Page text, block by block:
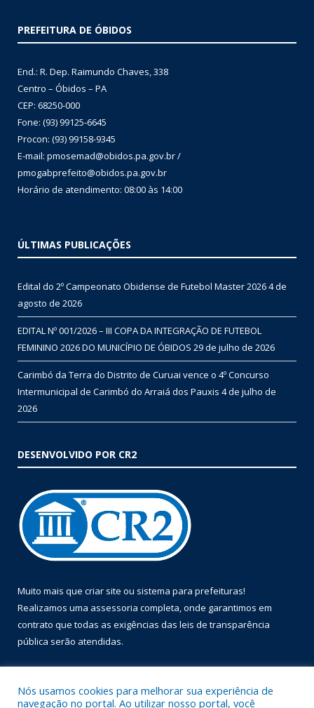
PREFEITURA DE ÓBIDOS
End.: R. Dep. Raimundo Chaves, 338
Centro – Óbidos – PA
CEP: 68250-000
Fone: (93) 99125-6645
Procon: (93) 99158-9345
E-mail: pmosemad@obidos.pa.gov.br /
pmogabprefeito@obidos.pa.gov.br
Horário de atendimento: 08:00 às 14:00
ÚLTIMAS PUBLICAÇÕES
Edital do 2º Campeonato Obidense de Futebol Master 20264 de
agosto de 2026
EDITAL Nº 001/2026 – III COPA DA INTEGRAÇÃO DE FUTEBOL
FEMININO 2026 DO MUNICÍPIO DE ÓBIDOS 29 de julho de 2026
Carimbó da Terra do Distrito de Curuai vence o 4º Concurso
Intermunicipal de Carimbó do Arraiá dos Pauxis 4 de julho de
2026
DESENVOLVIDO POR CR2
Muito mais que criar site ou sistema para prefeituras!
Realizamos uma assessoria completa, onde garantimos em
contrato que todas as exigências das leis de transparência
pública serão atendidas.
Nós usamos cookies para melhorar sua experiência de
navegação no portal. Ao utilizar nosso portal, você